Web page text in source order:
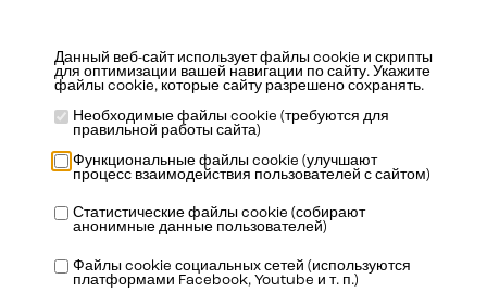
ENGINE ANTI
WEAR
Подробная
информация
ENGINE FLUSH
Подробная
информация
Данный веб-сайт использует файлы cookie и скрипты
для оптимизации вашей навигации по сайту. Укажите
файлы cookie, которые сайту разрешено сохранять.
Необходимые файлы cookie (требуются для
правильной работы сайта)
Функциональные файлы cookie (улучшают
процесс взаимодействия пользователей с сайтом)
Статистические файлы cookie (собирают
анонимные данные пользователей)
Файлы cookie социальных сетей (используются
платформами Facebook, Youtube и т. п.)